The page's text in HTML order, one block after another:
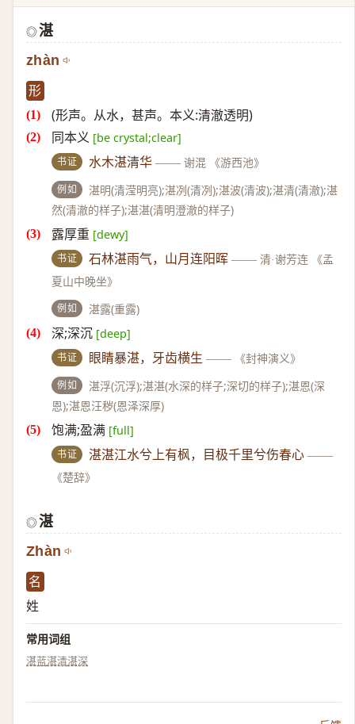
◎ 湛
zhàn
形
(形声。从水，甚声。本义:清澈透明)
同本义 [be crystal;clear]
书证 水木湛清华 —— 谢混 《游西池》
例如
湛明(清滢明亮);湛冽(清冽);湛波(清波);湛清(清澈);湛
然(清澈的样子);湛湛(清明澄澈的样子)
露厚重 [dewy]
书证 石林湛雨气，山月连阳晖 —— 清·谢芳连 《孟
夏山中晚坐》
例如 湛露(重露)
深;深沉 [deep]
书证 眼睛暴湛，牙齿横生 —— 《封神演义》
例如
湛浮(沉浮);湛湛(水深的样子;深切的样子);湛恩(深
恩);湛恩汪秽(恩泽深厚)
饱满;盈满 [full]
书证 湛湛江水兮上有枫，目极千里兮伤春心 ——
《楚辞》
◎ 湛
Zhàn
名
姓
常用词组
湛蓝湛清湛深